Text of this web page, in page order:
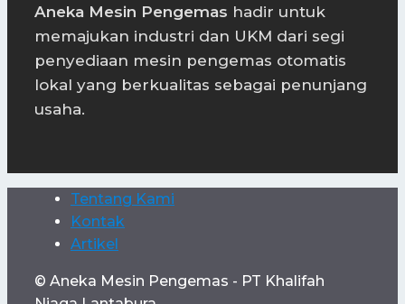
Aneka Mesin Pengemas hadir untuk
memajukan industri dan UKM dari segi
penyediaan mesin pengemas otomatis
lokal yang berkualitas sebagai penunjang
usaha.
Tentang Kami
Kontak
Artikel
© Aneka Mesin Pengemas - PT Khalifah